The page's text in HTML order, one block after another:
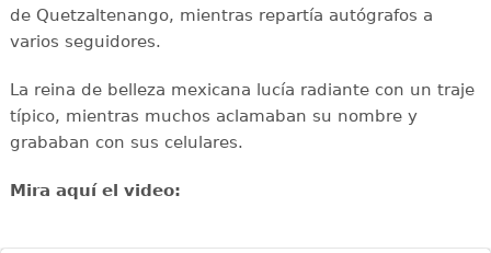
de Quetzaltenango, mientras repartía autógrafos a
varios seguidores.
La reina de belleza mexicana lucía radiante con un traje
típico, mientras muchos aclamaban su nombre y
grababan con sus celulares.
Mira aquí el video: